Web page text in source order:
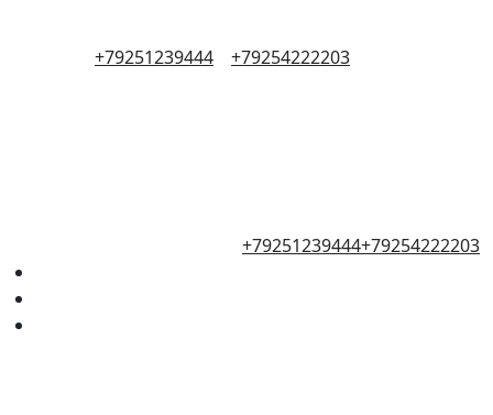
+79251239444 +79254222203
+79251239444+79254222203